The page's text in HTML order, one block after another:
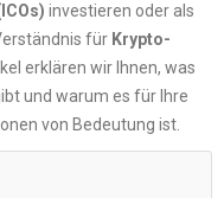
investieren oder als
für Krypto-
erklären wir Ihnen, was
und warum es für Ihre
von Bedeutung ist.